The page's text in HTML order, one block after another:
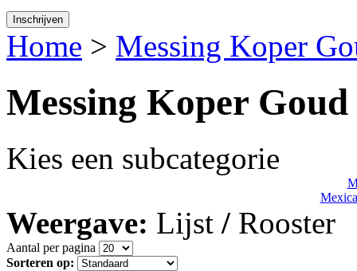
Home > Messing Koper
Messing Koper Goud
Kies een subcategorie
Weergave: Lijst / Rooster
Aantal per pagina
Sorteren op: